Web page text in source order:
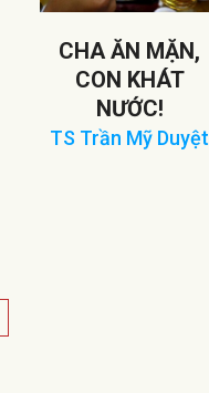
CHA ĂN MẶN,
CON KHÁT
NƯỚC!
TS Trần Mỹ Duyệt